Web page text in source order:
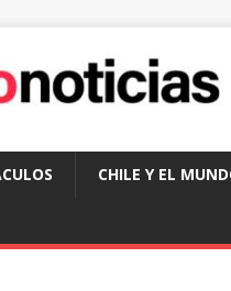
CHILE Y EL